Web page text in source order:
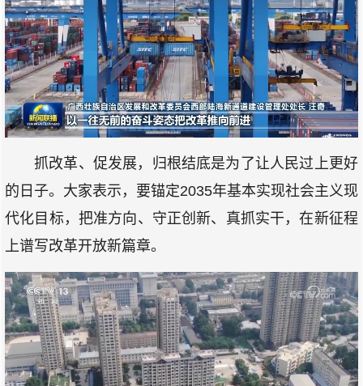
抓改革、促发展，归根结底是为了让人民过上更好
的日子。大家表示，要锚定2035年基本实现社会主义现
代化目标，把准方向、守正创新、真抓实干，在新征程
上谱写改革开放新篇章。